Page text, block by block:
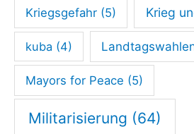
Kriegsgefahr (5) Krieg
kuba (4)
Mayors for Peace (5)
Militarisierung (64)